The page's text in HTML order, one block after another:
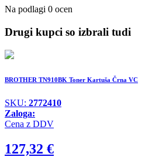
Na podlagi 0 ocen
Drugi kupci so izbrali tudi
BROTHER TN910BK Toner Kartuša Črna VC
SKU: 2772410
Zaloga:
Cena z DDV
127,32 €